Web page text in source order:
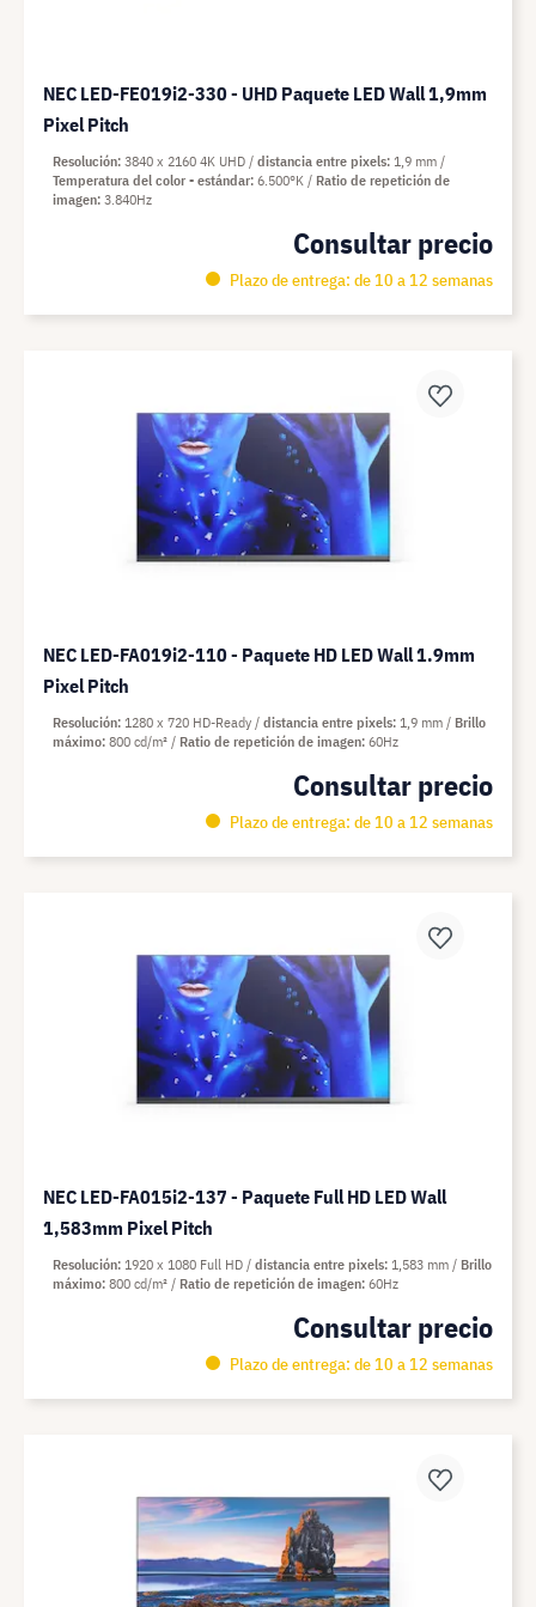
NEC LED-FE019i2-330 - UHD Paquete LED Wall 1,9mm
Pixel Pitch
Consultar precio
Plazo de entrega: de 10 a 12 semanas
Resolución 3840 x 2160 4K UHD distancia entre pixels 1,9 mm
Temperatura del color - estándar 6.500°K
Ratio de repetición de
imagen 3.840Hz
NEC LED-FA019i2-110 - Paquete HD LED Wall 1.9mm
Pixel Pitch
Consultar precio
Plazo de entrega: de 10 a 12 semanas
Resolución 1280 x 720 HD-Ready distancia entre pixels 1,9 mm
Brillo
máximo 800 cd/m² Ratio de repetición de imagen 60Hz
NEC LED-FA015i2-137 - Paquete Full HD LED Wall
1,583mm Pixel Pitch
Consultar precio
Plazo de entrega: de 10 a 12 semanas
Resolución 1920 x 1080 Full HD distancia entre pixels 1,583 mm
Brillo
máximo 800 cd/m² Ratio de repetición de imagen 60Hz